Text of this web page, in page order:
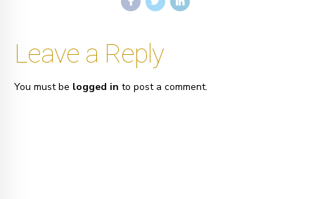
Leave a Reply
You must be logged in to post a comment.